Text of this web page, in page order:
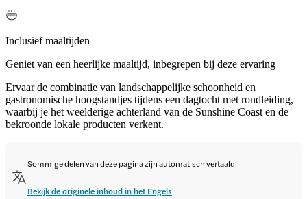
Inclusief maaltijden
Geniet van een heerlijke maaltijd, inbegrepen bij deze ervaring
Ervaar de combinatie van landschappelijke schoonheid en
gastronomische hoogstandjes tijdens een dagtocht met rondleiding,
waarbij je het weelderige achterland van de Sunshine Coast en de
bekroonde lokale producten verkent.
Sommige delen van deze pagina zijn automatisch vertaald.
Bekijk de originele inhoud in het Engels